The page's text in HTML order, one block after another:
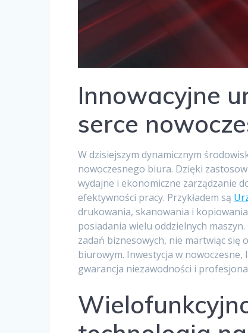
Innowacyjne
serce
W dzisiejszym dynamicznym
nowoczesnego biura. Dzięki
wydajne i ekonomiczne zarządzanie
efektywności pracy. Przykładem są
drukowania, skanowania i
posiadania wielu oddzielnych
zadań biznesowych, nie martwiąc się
biurowym. Inwestycja w
gwarancja niezawodności i